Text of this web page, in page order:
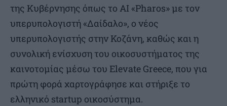
της Κυβέρνησης όπως το AI «Pharos» με τον
υπερυπολογιστή «Δαίδαλο», ο νέος
υπερυπολογιστής στην Κοζάνη, καθώς και η
συνολική ενίσχυση του οικοσυστήματος της
καινοτομίας μέσω του Elevate Greece, που για
πρώτη φορά χαρτογράφησε και στήριξε το
ελληνικό startup οικοσύστημα.